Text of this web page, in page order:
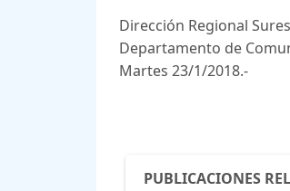
Dirección Regional
Departamento de
Martes 23/1/2018.-
PUBLICACIONES